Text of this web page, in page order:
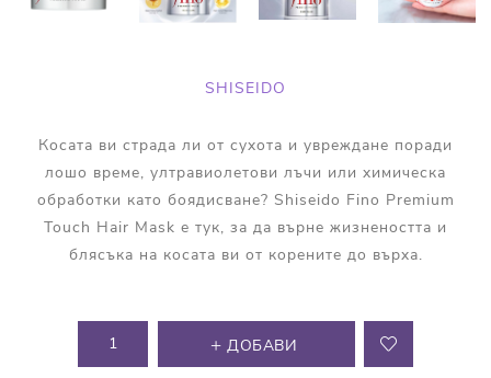
SHISEIDO
Косата ви страда ли от сухота и увреждане поради
лошо време, ултравиолетови лъчи или химическа
обработки като боядисване? Shiseido Fino Premium
Touch Hair Mask е тук, за да върне жизнеността и
блясъка на косата ви от корените до върха.
ДОБАВИ